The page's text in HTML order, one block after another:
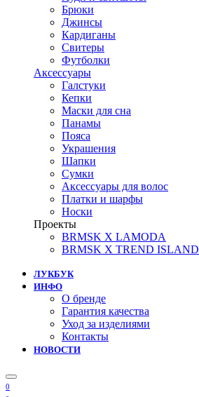
Брюки
Джинсы
Кардиганы
Свитеры
Футболки
Аксессуары
Галстуки
Кепки
Маски для сна
Панамы
Пояса
Украшения
Шапки
Сумки
Аксессуары для волос
Платки и шарфы
Носки
Проекты
BRMSK X LAMODA
BRMSK X TREND ISLAND
ЛУКБУК
ИНФО
О бренде
Гарантия качества
Уход за изделиями
Контакты
НОВОСТИ
0